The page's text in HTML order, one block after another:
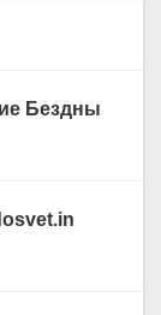
Бездны